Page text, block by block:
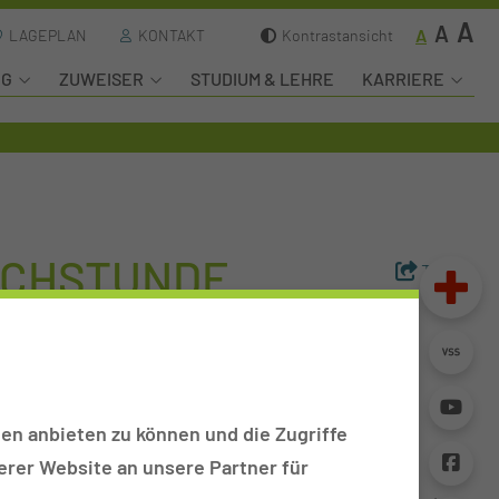
LAGEPLAN KONTAKT Kontrastansicht A A A
ZUWEISER STUDIUM & LEHRE KARRIERE
Teilen
hat einmal mehr bewiesen, wie stark
anbieten zu können und die Zugriffe
Website an unsere Partner für